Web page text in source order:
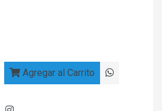
Agregar al Carrito